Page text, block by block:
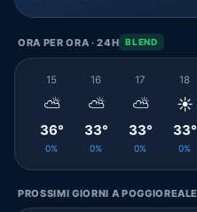
ORA PER ORA · 24H BLEND
15
⛅
36°
0%
16
⛅
33°
0%
17
⛅
33°
0%
18
☀️
33°
0%
PROSSIMI GIORNI A POGGIOREALE